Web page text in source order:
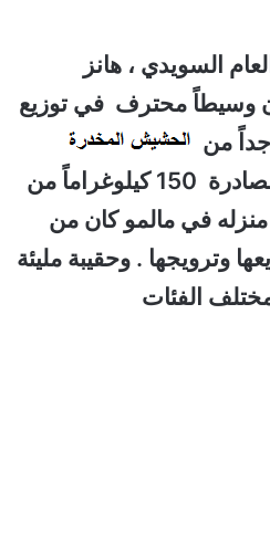
السويدي ، هانز
وسيطاً محترف في توزيع
من
داخل السويد. وقد تم مصادرة 150 كيلوغراماً من
في مالمو كان من
وترويجها . وحقيبة مليئة
الفئات